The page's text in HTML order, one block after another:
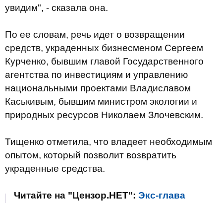
увидим", - сказала она.
По ее словам, речь идет о возвращении
средств, украденных бизнесменом Сергеем
Курченко, бывшим главой Государственного
агентства по инвестициям и управлению
национальными проектами Владиславом
Каськивым, бывшим министром экологии и
природных ресурсов Николаем Злочевским.
Тищенко отметила, что владеет необходимым
опытом, который позволит возвратить
украденные средства.
Читайте на "Цензор.НЕТ": Экс-глава